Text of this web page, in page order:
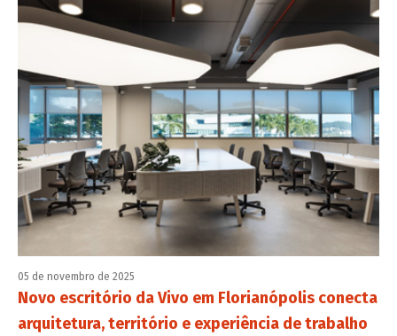
05 de novembro de 2025
Novo escritório da Vivo em Florianópolis conecta
arquitetura, território e experiência de trabalho